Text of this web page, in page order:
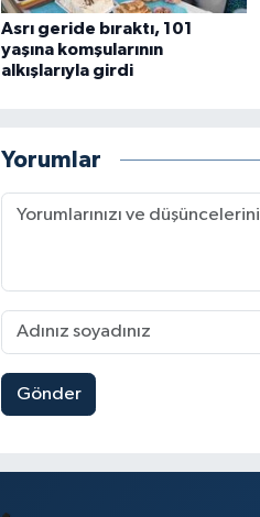
Asrı geride bıraktı, 101
yaşına komşularının
alkışlarıyla girdi
Yorumlar
Gönder